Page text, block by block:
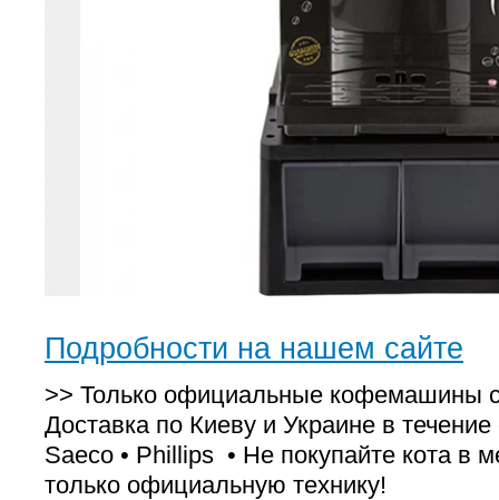
Подробности на нашем сайте
>> Только официальные кофемашины с
Доставка по Киеву и Украине в течение
Saeco • Phillips • Не покупайте кота в
только официальную технику!